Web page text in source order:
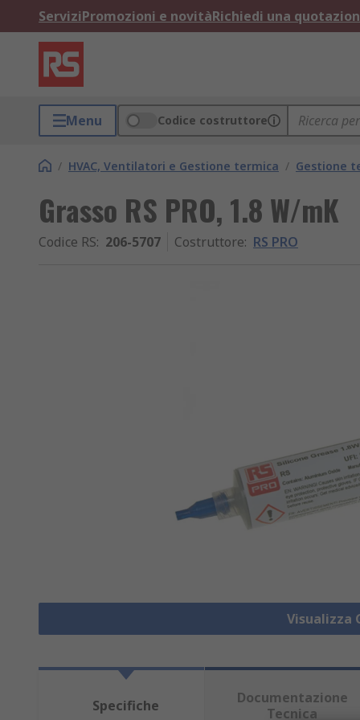
ServiziPromozioni e novitàRichiedi una
Menu Codice costruttore
/ HVAC, Ventilatori e Gestione termica / Gestione
Grasso RS PRO, 1.8 W/mK
Codice RS: 206-5707 Costruttore: RS PRO
Visualizza
Specifiche
Documentazione
Tecnica